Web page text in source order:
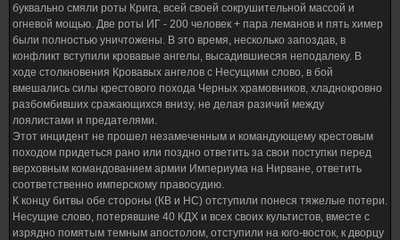
буквально смяли роты Крига, всей своей сокрушительной массой и
огневой мощью. Две роты ИГ - 200 человек + пара леманов и пять химер
были полностью уничтожены. В это время, несколько запоздав, в
конфликт вступили кровавые ангелы, высадившиесяя неподалеку. В
ходе столкновения Кровавых ангелов с Несущими слово, в бой
вмешались силы крестового похода Черных храмовников, хладнокровно
разбомбивших сражающихся внизу, не делая разичий между
лоялистами и предателями.
Этот инцидент не прошел незамеченным и командующему крестовым
походом придеться рано или поздно ответить за свои поступки перед
верховным командованием армии Империума на Нирване, ответить
соответственно имперскому правосудию.
К концу битвы обе стороны (КВ и НС) отступили понеся тяжелые потери.
Несущие слово, потерявшие 40 КДХ и всех своих культистов, вместе с
изрядно помятым темным апостолом, отступили на юго-восток, к дворцу